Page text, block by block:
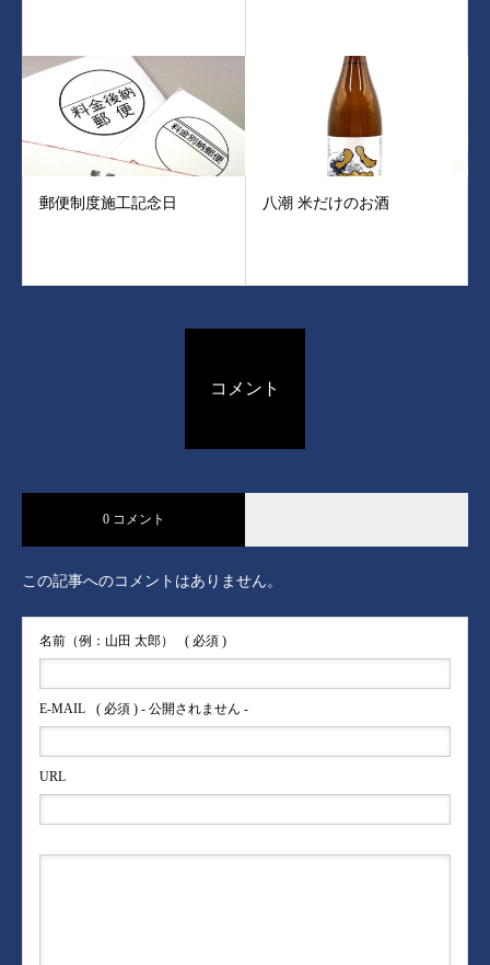
郵便制度施工記念日 八潮 米だけのお酒
コメント
0 コメント
この記事へのコメントはありません。
名前（例：山田 太郎） ( 必須 )
E-MAIL ( 必須 ) - 公開されません -
URL